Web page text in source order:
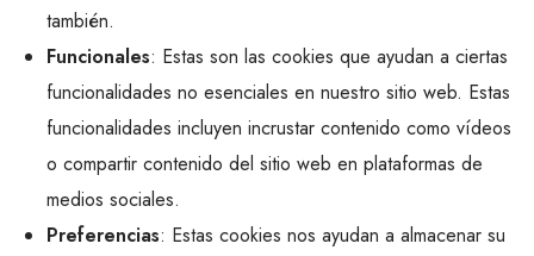
también.
Funcionales: Estas son las cookies que ayudan a ciertas
funcionalidades no esenciales en nuestro sitio web. Estas
funcionalidades incluyen incrustar contenido como vídeos
o compartir contenido del sitio web en plataformas de
medios sociales.
Preferencias: Estas cookies nos ayudan a almacenar su